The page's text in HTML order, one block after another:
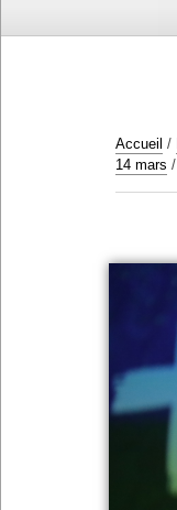
Accueil /
14 mars /